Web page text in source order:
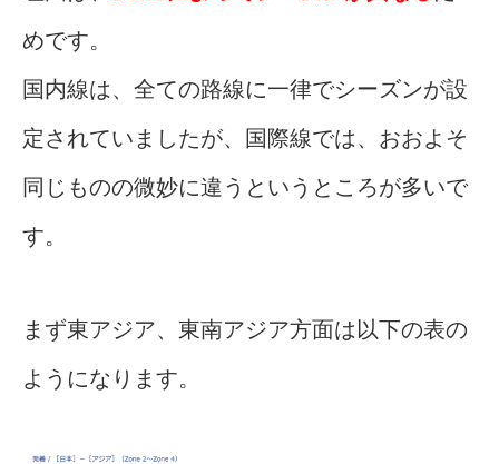
めです。
国内線は、全ての路線に一律でシーズンが設
定されていましたが、国際線では、おおよそ
同じものの微妙に違うというところが多いで
す。
まず東アジア、東南アジア方面は以下の表の
ようになります。